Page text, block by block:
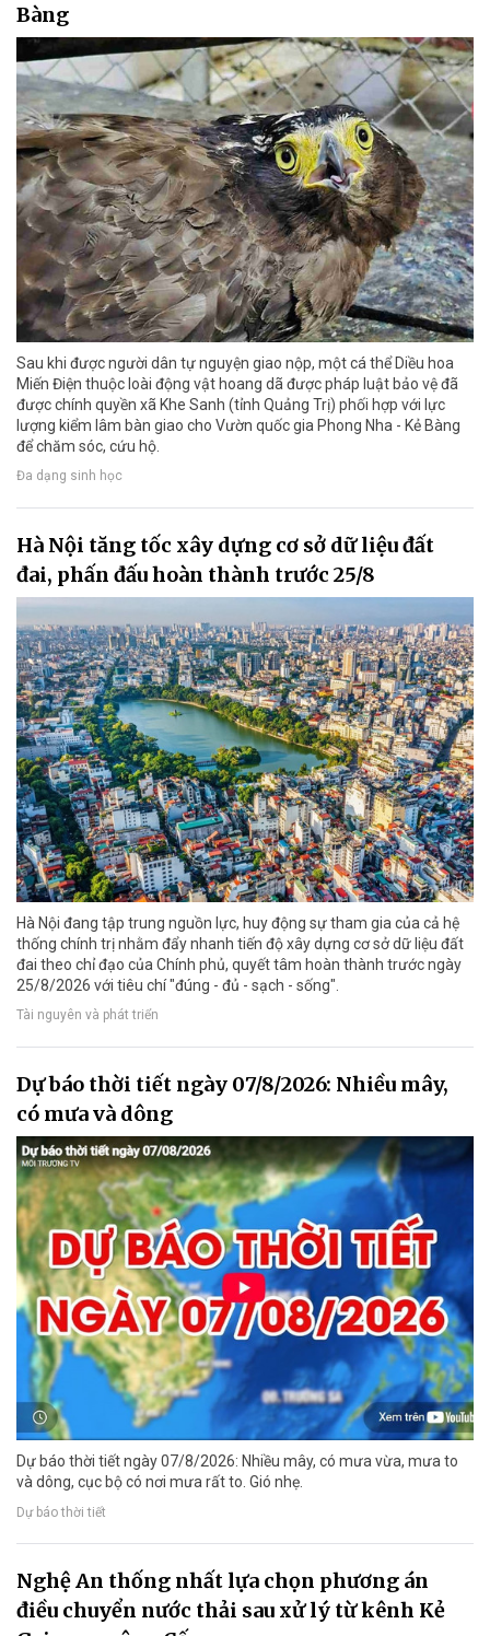
Bàng
Sau khi được người dân tự nguyện giao nộp, một cá thể Diều hoa
Miến Điện thuộc loài động vật hoang dã được pháp luật bảo vệ đã
được chính quyền xã Khe Sanh (tỉnh Quảng Trị) phối hợp với lực
lượng kiểm lâm bàn giao cho Vườn quốc gia Phong Nha - Kẻ Bàng
để chăm sóc, cứu hộ.
Đa dạng sinh học
Hà Nội tăng tốc xây dựng cơ sở dữ liệu đất
đai, phấn đấu hoàn thành trước 25/8
Hà Nội đang tập trung nguồn lực, huy động sự tham gia của cả hệ
thống chính trị nhằm đẩy nhanh tiến độ xây dựng cơ sở dữ liệu đất
đai theo chỉ đạo của Chính phủ, quyết tâm hoàn thành trước ngày
25/8/2026 với tiêu chí "đúng - đủ - sạch - sống".
Tài nguyên và phát triển
Dự báo thời tiết ngày 07/8/2026: Nhiều mây,
có mưa và dông
Dự báo thời tiết ngày 07/8/2026: Nhiều mây, có mưa vừa, mưa to
và dông, cục bộ có nơi mưa rất to. Gió nhẹ.
Dự báo thời tiết
Nghệ An thống nhất lựa chọn phương án
điều chuyển nước thải sau xử lý từ kênh Kẻ